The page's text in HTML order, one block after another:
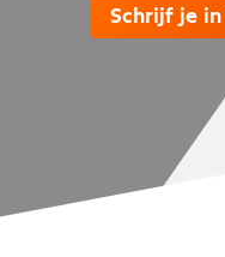
Schrijf je